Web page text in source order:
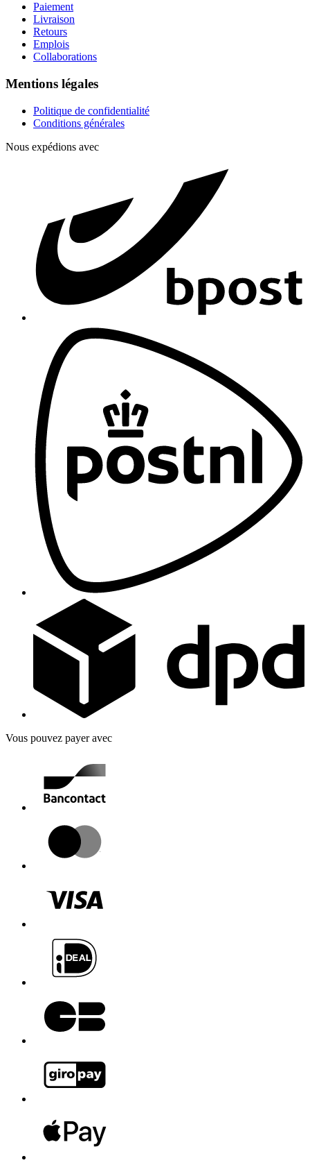
Paiement
Livraison
Retours
Emplois
Collaborations
Mentions légales
Politique de confidentialité
Conditions générales
Nous expédions avec
Vous pouvez payer avec